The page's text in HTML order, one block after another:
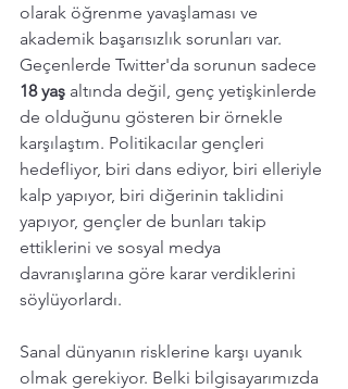
olarak öğrenme yavaşlaması ve
akademik başarısızlık sorunları var.
Geçenlerde Twitter'da sorunun sadece
18 yaş altında değil, genç yetişkinlerde
de olduğunu gösteren bir örnekle
karşılaştım. Politikacılar gençleri
hedefliyor, biri dans ediyor, biri elleriyle
kalp yapıyor, biri diğerinin taklidini
yapıyor, gençler de bunları takip
ettiklerini ve sosyal medya
davranışlarına göre karar verdiklerini
söylüyorlardı.
Sanal dünyanın risklerine karşı uyanık
olmak gerekiyor. Belki bilgisayarımızda